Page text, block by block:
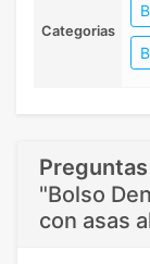
Categorias
"Bolso
con asas